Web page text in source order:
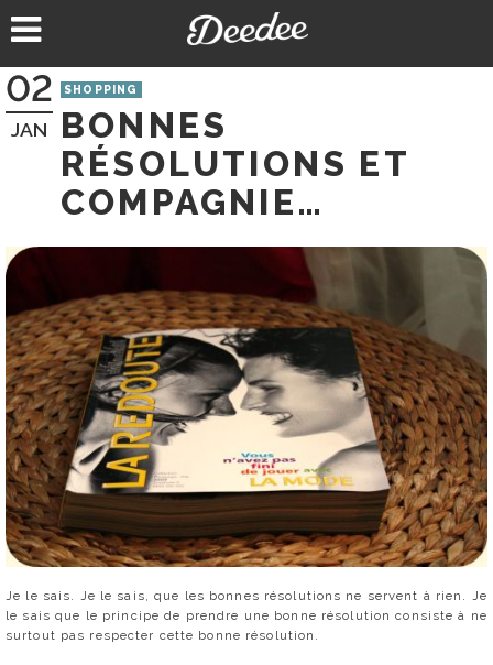
au
02
JAN
SHOPPING
BONNES
RÉSOLUTIONS ET
COMPAGNIE…
Je le sais. Je le sais, que les bonnes résolutions ne servent à rien. Je
le sais que le principe de prendre une bonne résolution consiste à ne
surtout pas respecter cette bonne résolution.